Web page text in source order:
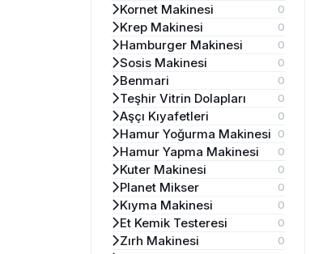
Kornet Makinesi 0
Krep Makinesi 0
Hamburger Makinesi 0
Sosis Makinesi 0
Benmari 0
Teşhir Vitrin Dolapları 0
Aşçı Kıyafetleri 0
Hamur Yoğurma Makinesi 0
Hamur Yapma Makinesi 0
Kuter Makinesi 0
Planet Mikser 0
Kıyma Makinesi 0
Et Kemik Testeresi 0
Zırh Makinesi 0